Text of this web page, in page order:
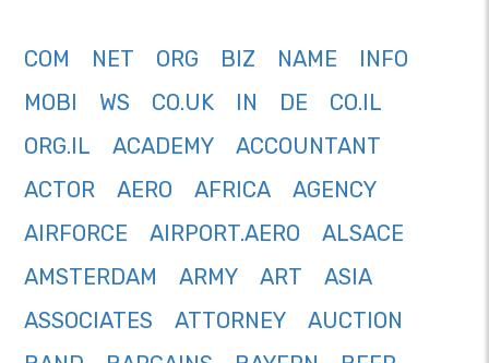
COM NET ORG BIZ NAME
INFO
MOBI
WS CO.UK IN DE
CO.IL
ORG.IL
ACADEMY
ACCOUNTANT
ACTOR
AERO AFRICA
AGENCY
AIRFORCE
AIRPORT.AERO
ALSACE
AMSTERDAM
ARMY ART
ASIA
ASSOCIATES
ATTORNEY
AUCTION